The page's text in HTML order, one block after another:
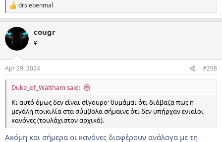
R
e
c
t
i
s
:
drsiebenmal
cougr
¥
Apr 29, 2024 #298
Duke_of_Waltham said:
Κι αυτό όμως δεν είναι σίγουρο· θυμάμαι ότι διάβαζα πως η
μεγάλη ποικιλία στα σύμβολα σήμαινε ότι δεν υπήρχαν ενιαίοι
κανόνες (τουλάχιστον αρχικά).
Ακόμη και σήμερα οι κανόνες διαφέρουν ανάλογα με τη